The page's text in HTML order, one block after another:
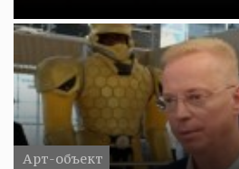
Арт-объект